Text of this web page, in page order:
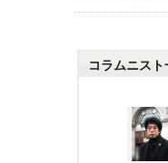
コラムニス